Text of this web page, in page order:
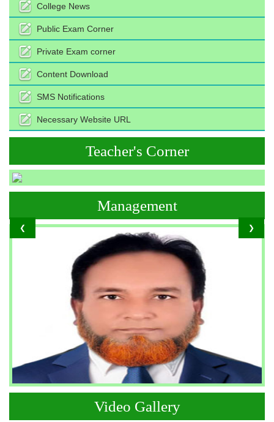
College News
Public Exam Corner
Private Exam corner
Content Download
SMS Notifications
Necessary Website URL
Teacher's Corner
❮ ❯
Management
Video Gallery